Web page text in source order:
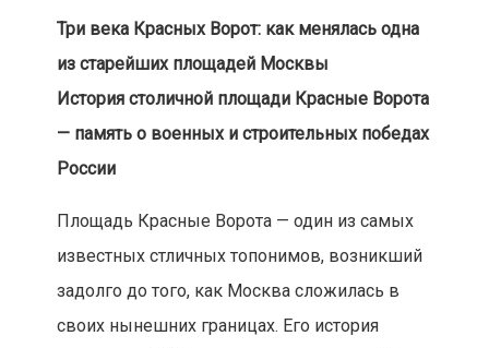
Три века Красных Ворот: как менялась одна
из старейших площадей Москвы
История столичной площади Красные Ворота
— память о военных и строительных победах
России
Площадь Красные Ворота — один из самых
известных стличных топонимов, возникший
задолго до того, как Москва сложилась в
своих нынешних границах. Его история